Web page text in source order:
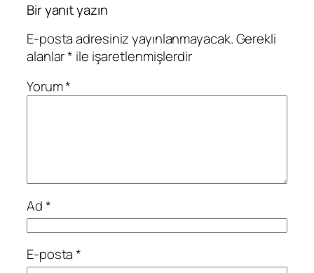
Bir yanıt yazın
E-posta adresiniz yayınlanmayacak.Gerekli
alanlar* ile işaretlenmişlerdir
Yorum*
Ad*
E-posta*